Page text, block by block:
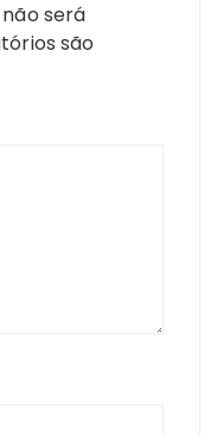
será
são